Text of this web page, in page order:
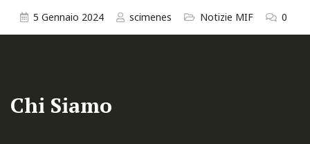
5 Gennaio 2024 scimenes Notizie MIF 0
Chi Siamo